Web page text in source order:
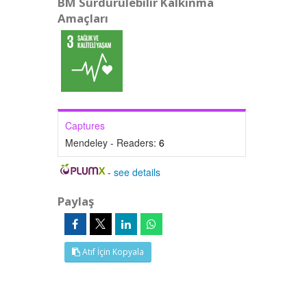
Amaçları
Captures
Mendeley - Readers: 6
-see details
Paylaş
Atıf İçin Kopyala